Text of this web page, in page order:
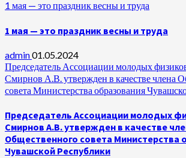
1 мая — это праздник весны и труда
1 мая — это праздник весны и труда
admin01.05.2024
Председатель Ассоциации молодых
Смирнов А.В. утвержден в качестве члена
совета Министерства образования
Председатель Ассоциации молодых
Смирнов А.В. утвержден в качестве
Общественного совета Министерства
Чувашской Республики